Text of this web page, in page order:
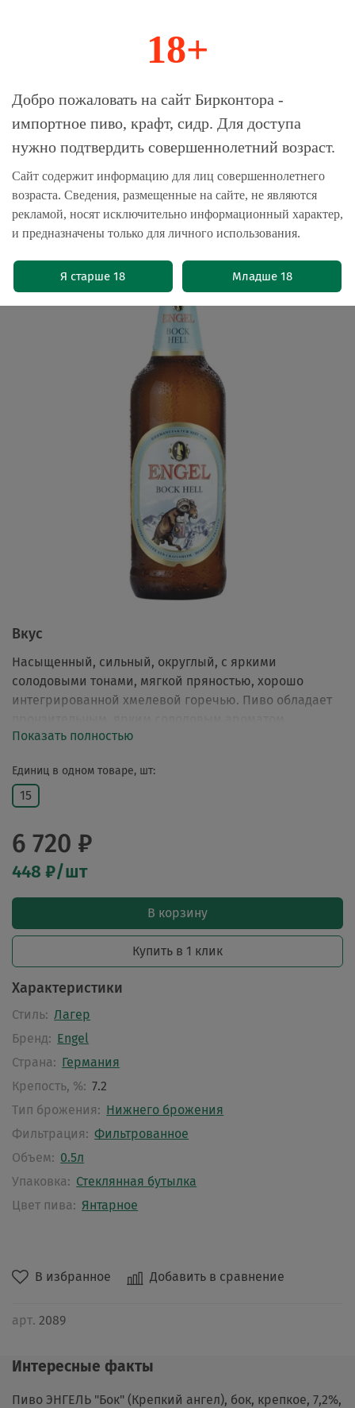
Магазин-Склад импортного пива, крафта и
Главная Пиво импортное
Пиво Энгель Бок Хель / Engel Bock
Hell 0.5 - стекло
В избранное Добавить в сравнение
арт. 2089
Единиц в одном товаре, шт:
15
6 720 ₽
448 ₽/шт
В корзину
Купить в 1 клик
Характеристики
Стиль: Лагер
Бренд: Engel
Страна: Германия
Крепость, %: 7.2
Тип брожения: Нижнего брожения
Фильтрация: Фильтрованное
Объем: 0.5л
Упаковка: Стеклянная бутылка
Цвет пива: Янтарное
Вкус
Насыщенный, сильный, округлый, с яркими
солодовыми тонами, мягкой пряностью, хорошо
интегрированной хмелевой горечью. Пиво обладает
Показать полностью
Интересные факты
Пиво ЭНГЕЛЬ "Бок" (Крепкий ангел), бок, крепкое, 7,2%,
18+
Добро пожаловать на сайт Бирконтора -
импортное пиво, крафт, сидр. Для доступа
нужно подтвердить совершеннолетний возраст.
Сайт содержит информацию для лиц совершеннолетнего
возраста. Сведения, размещенные на сайте, не являются
рекламой, носят исключительно информационный характер,
и предназначены только для личного использования.
Я старше 18 Младше 18